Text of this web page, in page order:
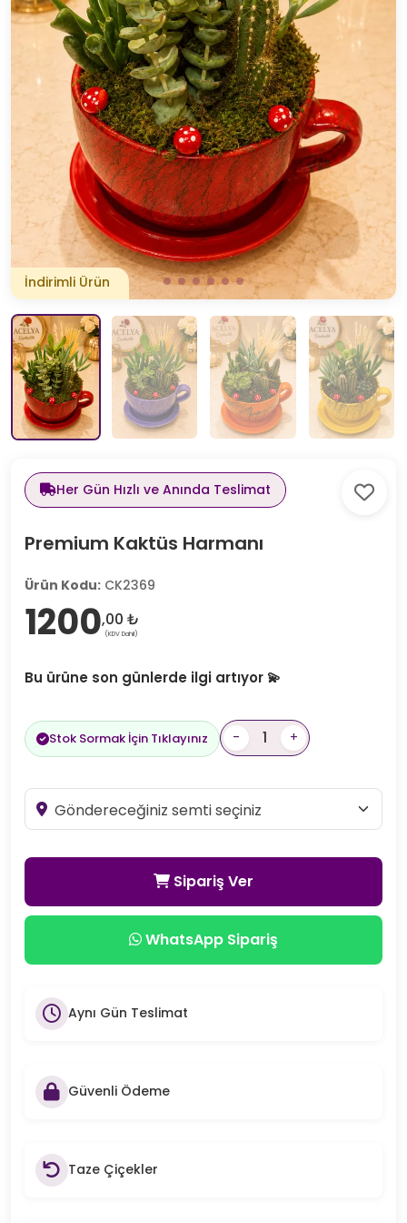
İndirimli Ürün
Her Gün Hızlı ve Anında Teslimat
Premium Kaktüs Harmanı
Ürün Kodu: CK2369
1200,00 ₺
(KDV Dahil)
Bu ürüne son günlerde ilgi artıyor 💫
Stok Sormak İçin Tıklayınız - +
Sipariş Ver
WhatsApp Sipariş
Aynı Gün Teslimat
Güvenli Ödeme
Taze Çiçekler